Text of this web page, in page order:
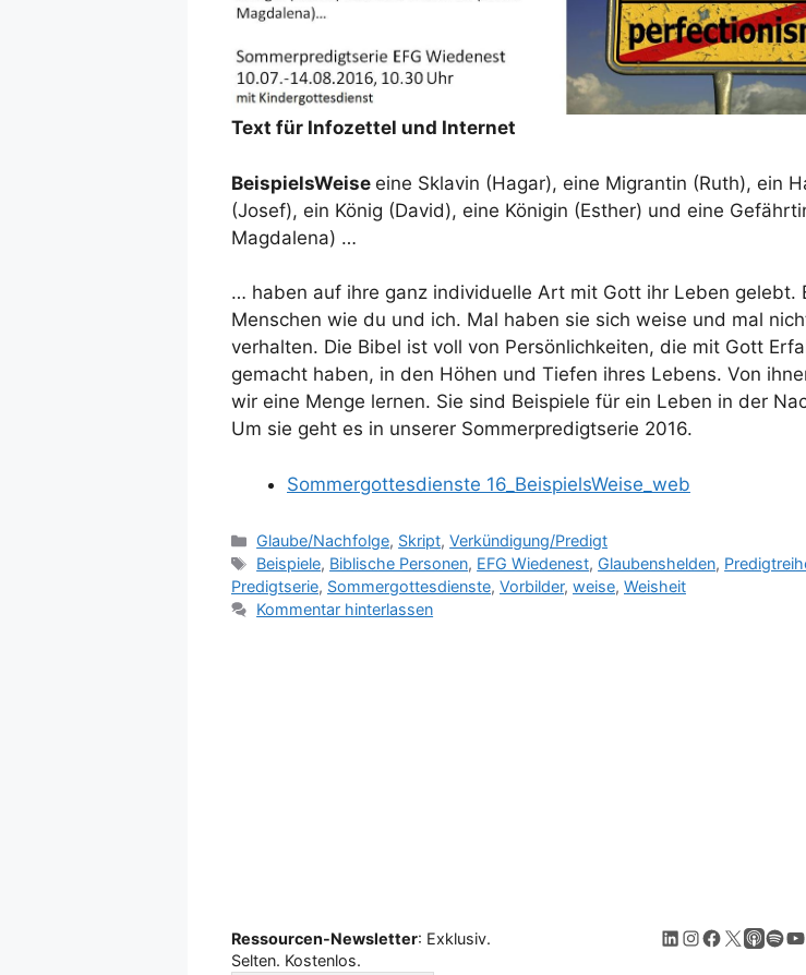
Text für Infozettel und Internet
BeispielsWeise eine Sklavin (Hagar), eine Migrantin (Ruth), ein
(Josef), ein König (David), eine Königin (Esther) und eine
Magdalena) …
… haben auf ihre ganz individuelle Art mit Gott ihr Leben gelebt.
Menschen wie du und ich. Mal haben sie sich weise und mal
verhalten. Die Bibel ist voll von Persönlichkeiten, die mit Gott
gemacht haben, in den Höhen und Tiefen ihres Lebens. Von
wir eine Menge lernen. Sie sind Beispiele für ein Leben in der
Um sie geht es in unserer Sommerpredigtserie 2016.
Sommergottesdienste 16_BeispielsWeise_web
Kategorien
Glaube/Nachfolge, Skript,Verkündigung/Predigt
Schlagwörter
Beispiele, Biblische Personen, EFG Wiedenest, Glaubenshelden,
Predigtserie, Sommergottesdienste, Vorbilder, weise, Weisheit
Kommentar hinterlassen
Ressourcen-Newsletter: Exklusiv.
Selten. Kostenlos.
LinkedIn
Instagram
Facebook
X Apple